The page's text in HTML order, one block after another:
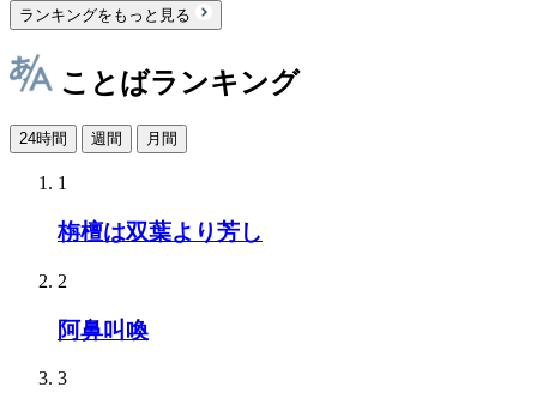
ランキングをもっと見る
ことばランキング
24時間 週間 月間
1
栴檀は双葉より芳し
2
阿鼻叫喚
3